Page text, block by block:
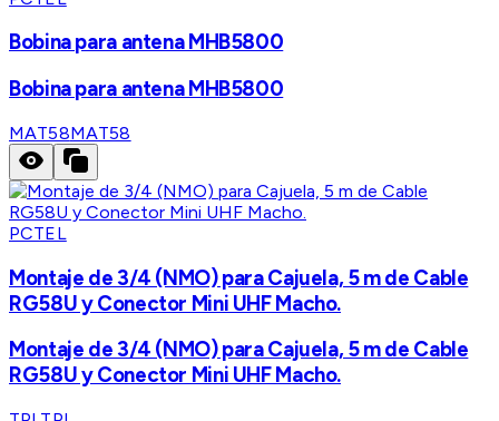
Bobina para antena MHB5800
Bobina para antena MHB5800
MAT58MAT58
PCTEL
Montaje de 3/4 (NMO) para Cajuela, 5 m de Cable
RG58U y Conector Mini UHF Macho.
Montaje de 3/4 (NMO) para Cajuela, 5 m de Cable
RG58U y Conector Mini UHF Macho.